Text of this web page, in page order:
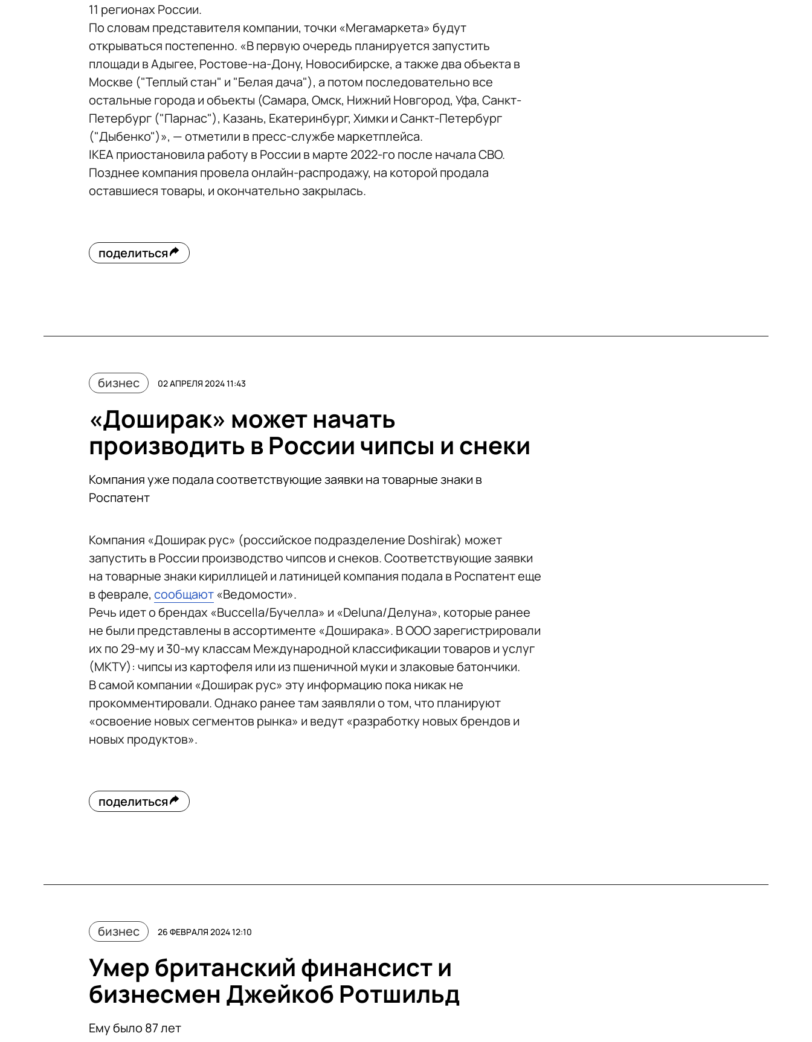
11 регионах России.
По словам представителя компании, точки «Мегамаркета» будут
открываться постепенно. «В первую очередь планируется запустить
площади в Адыгее, Ростове-на-Дону, Новосибирске, а также два объекта в
Москве ("Теплый стан" и "Белая дача"), а потом последовательно все
остальные города и объекты (Самара, Омск, Нижний Новгород, Уфа, Санкт-
Петербург ("Парнас"), Казань, Екатеринбург, Химки и Санкт-Петербург
("Дыбенко")», — отметили в пресс-службе маркетплейса.
IKEA приостановила работу в России в марте 2022-го после начала СВО.
Позднее компания провела онлайн-распродажу, на которой продала
оставшиеся товары, и окончательно закрылась.
поделиться
бизнес 02 АПРЕЛЯ 2024 11:43
«Доширак» может начать
производить в России чипсы и снеки
Компания уже подала соответствующие заявки на товарные знаки в
Роспатент
Компания «Доширак рус» (российское подразделение Doshirak) может
запустить в России производство чипсов и снеков. Соответствующие заявки
на товарные знаки кириллицей и латиницей компания подала в Роспатент еще
в феврале, сообщают«Ведомости».
Речь идет о брендах «Buccella/Бучелла» и «Deluna/Делуна», которые ранее
не были представлены в ассортименте «Доширака». В ООО зарегистрировали
их по 29-му и 30-му классам Международной классификации товаров и услуг
(МКТУ): чипсы из картофеля или из пшеничной муки и злаковые батончики.
В самой компании «Доширак рус» эту информацию пока никак не
прокомментировали. Однако ранее там заявляли о том, что планируют
«освоение новых сегментов рынка» и ведут «разработку новых брендов и
новых продуктов».
поделиться
бизнес 26 ФЕВРАЛЯ 2024 12:10
Умер британский финансист и
бизнесмен Джейкоб Ротшильд
Ему было 87 лет